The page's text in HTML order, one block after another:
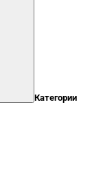
Категории